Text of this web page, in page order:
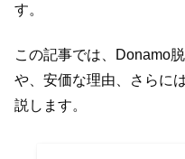
す。
この記事では、Donamo
や、安価な理由、さらに
説します。